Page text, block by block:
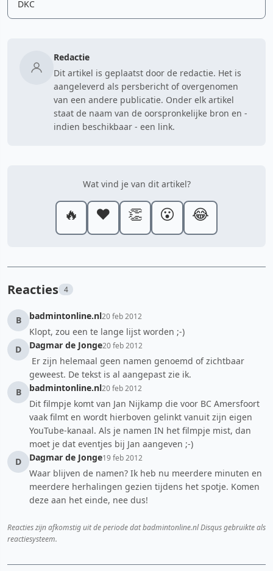
DKC
Redactie
Dit artikel is geplaatst door de redactie. Het is
aangeleverd als persbericht of overgenomen
van een andere publicatie. Onder elk artikel
staat de naam van de oorspronkelijke bron en -
indien beschikbaar - een link.
Wat vind je van dit artikel?
🔥 ❤️ 👏 😮 😂
Reacties 4
B badmintonline.nl20 feb 2012
Klopt, zou een te lange lijst worden ;-)
D
Dagmar de Jonge20 feb 2012
Er zijn helemaal geen namen genoemd of zichtbaar
geweest. De tekst is al aangepast zie ik.
B
badmintonline.nl20 feb 2012
Dit filmpje komt van Jan Nijkamp die voor BC Amersfoort
vaak filmt en wordt hierboven gelinkt vanuit zijn eigen
YouTube-kanaal. Als je namen IN het filmpje mist, dan
moet je dat eventjes bij Jan aangeven ;-)
D
Dagmar de Jonge19 feb 2012
Waar blijven de namen? Ik heb nu meerdere minuten en
meerdere herhalingen gezien tijdens het spotje. Komen
deze aan het einde, nee dus!
Reacties zijn afkomstig uit de periode dat badmintonline.nl Disqus gebruikte als
reactiesysteem.